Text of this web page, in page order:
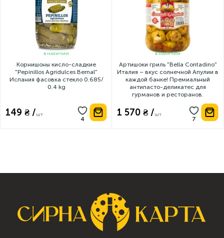
В НАЛИЧИИ
Корнишоны кисло-сладкие
"Pepinillos Agridulces Bernal"
Испания фасовка стекло 0.685/
0.4 kg
149 ₴ /шт
В НАЛИЧИИ
Артишоки гриль "Bella Contadino"
Италия – вкус солнечной Апулии в
каждой банке! Премиальный
антипасто-деликатес для
гурманов и ресторанов.
1 570 ₴ /шт